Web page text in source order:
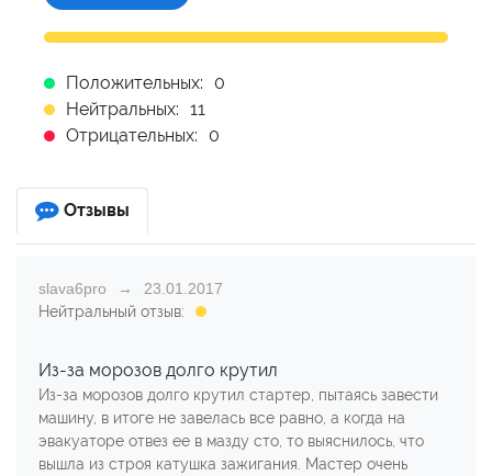
Положительных:
0
Нейтральных: 11
Отрицательных:
0
Отзывы
slava6pro
23.01.2017
Нейтральный отзыв:
Из-за морозов долго крутил
Из-за морозов долго крутил стартер, пытаясь завести
машину, в итоге не завелась все равно, а когда на
эвакуаторе отвез ее в мазду сто, то выяснилось, что
вышла из строя катушка зажигания. Мастер очень